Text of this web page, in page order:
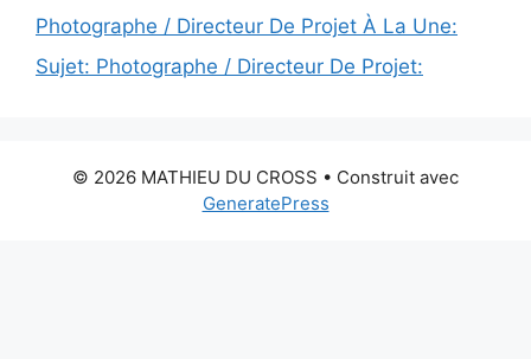
Photographe / Directeur De Projet À La Une:
Sujet: Photographe / Directeur De Projet:
© 2026 MATHIEU DU CROSS • Construit avec
GeneratePress